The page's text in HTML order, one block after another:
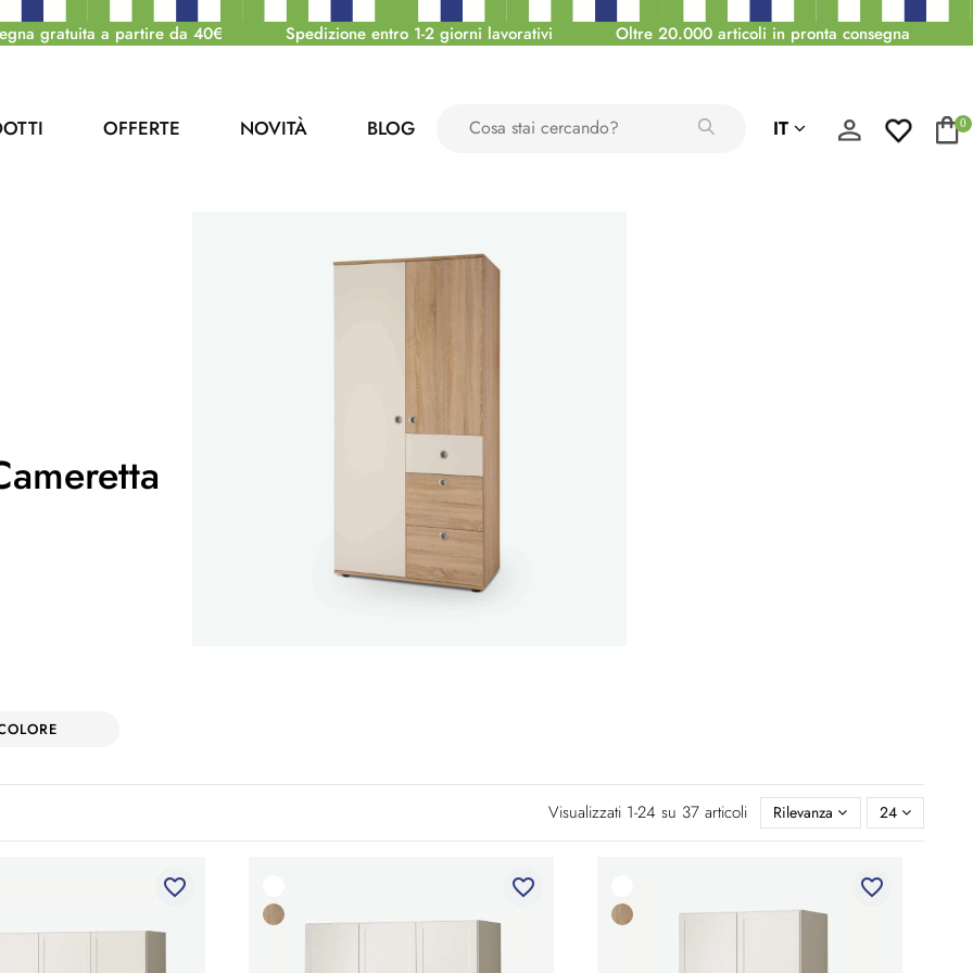
gratuita a partire da 40€ Spedizione entro 1-2 giorni lavorativi Oltre 20.000 articoli in pronta consegna
OFFERTE NOVITÀ BLOG IT 0
Visualizzati 1-24 su 37 articoli Rilevanza 24
favorite_border favorite_border favorite_border